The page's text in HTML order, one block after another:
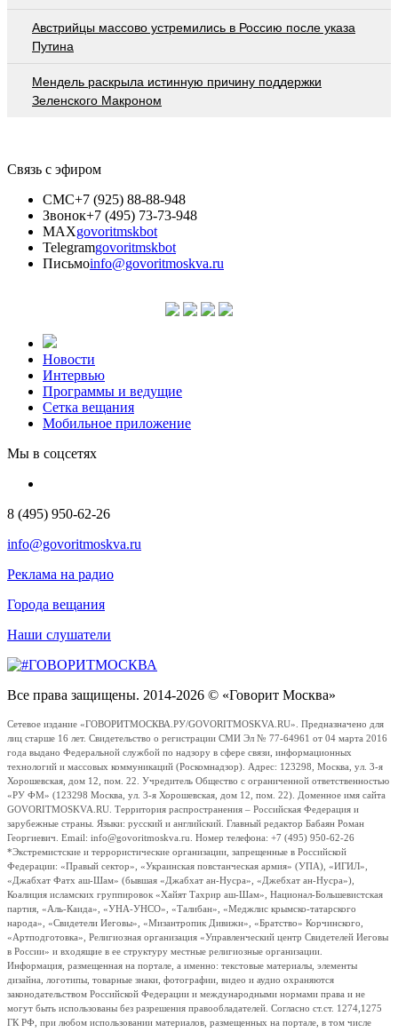
Австрийцы массово устремились в Россию после указа
Путина
Мендель раскрыла истинную причину поддержки
Зеленского Макроном
Связь с эфиром
СМС+7 (925) 88-88-948
Звонок+7 (495) 73-73-948
MAXgovoritmskbot
Telegramgovoritmskbot
Письмоinfo@govoritmoskva.ru
Новости
Интервью
Программы и ведущие
Сетка вещания
Мобильное приложение
Мы в соцсетях
8 (495) 950-62-26
info@govoritmoskva.ru
Реклама на радио
Города вещания
Наши слушатели
Все права защищены. 2014-2026 © «Говорит Москва»
Сетевое издание «ГОВОРИТМОСКВА.РУ/GOVORITMOSKVA.RU». Предназначено для
лиц старше 16 лет. Свидетельство о регистрации СМИ Эл № 77-64961 от 04 марта 2016
года выдано Федеральной службой по надзору в сфере связи, информационных
технологий и массовых коммуникаций (Роскомнадзор). Адрес: 123298, Москва, ул. 3-я
Хорошевская, дом 12, пом. 22. Учредитель Общество с ограниченной ответственностью
«РУ ФМ» (123298 Москва, ул. 3-я Хорошевская, дом 12, пом. 22). Доменное имя сайта
GOVORITMOSKVA.RU. Территория распространения – Российская Федерация и
зарубежные страны. Языки: русский и английский. Главный редактор Бабаян Роман
Георгиевич. Email: info@govoritmoskva.ru. Номер телефона: +7 (495) 950-62-26
*Экстремистские и террористические организации, запрещенные в Российской
Федерации: «Правый сектор», «Украинская повстанческая армия» (УПА), «ИГИЛ»,
«Джабхат Фатх аш-Шам» (бывшая «Джабхат ан-Нусра», «Джебхат ан-Нусра»),
Коалиция исламских группировок «Хайят Тахрир аш-Шам», Национал-Большевистская
партия, «Аль-Каида», «УНА-УНСО», «Талибан», «Меджлис крымско-татарского
народа», «Свидетели Иеговы», «Мизантропик Дивижн», «Братство» Корчинского,
«Артподготовка», Религиозная организация «Управленческий центр Свидетелей Иеговы
в России» и входящие в ее структуру местные религиозные организации.
Информация, размещенная на портале, а именно: текстовые материалы, элементы
дизайна, логотипы, товарные знаки, фотографии, видео и аудио охраняются
законодательством Российской Федерации и международными нормами права и не
могут быть использованы без разрешения правообладателей. Согласно ст.ст. 1274,1275
ГК РФ, при любом использовании материалов, размещенных на портале, в том числе